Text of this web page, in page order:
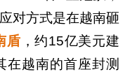
对方式是在越南砸
盾 ，约15亿美元建
在越南的首座封测